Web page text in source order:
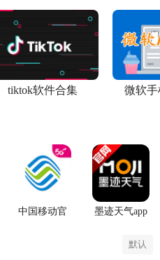
tiktok软件合集 微软手
中国移动官
墨迹天气app
默认